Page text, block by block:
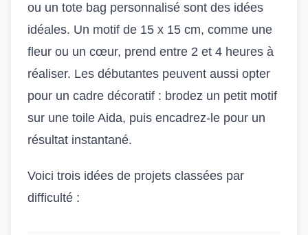
ou un tote bag personnalisé sont des idées
idéales. Un motif de 15 x 15 cm, comme une
fleur ou un cœur, prend entre 2 et 4 heures à
réaliser. Les débutantes peuvent aussi opter
pour un cadre décoratif : brodez un petit motif
sur une toile Aida, puis encadrez-le pour un
résultat instantané.
Voici trois idées de projets classées par
difficulté :